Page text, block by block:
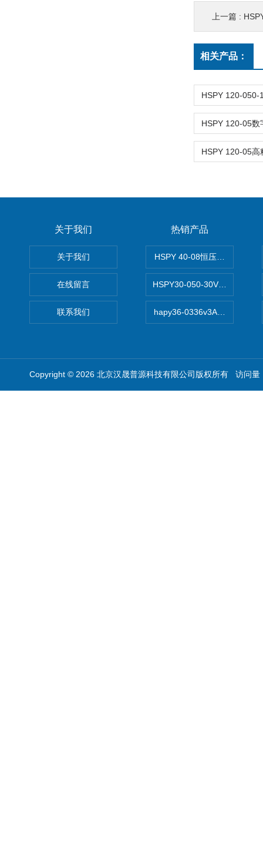
上一篇 : HSPY
相关产品：
关于我们
关于我们
在线留言
联系我们
热销产品
HSPY 40-08恒压恒流恒功率
HSPY30-050-30V/-05A可调
hapy36-0336v3A高精度小型
Copyright © 2026 北京汉晟普源科技有限公司版权所有 访问量